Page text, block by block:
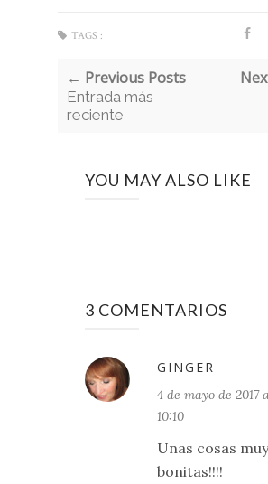
TAGS :
← Previous Posts
Entrada más
reciente
YOU MAY ALSO LIKE
3 COMENTARIOS
GINGER
4 de mayo de 2017
10:10
Unas cosas muy
bonitas!!!!